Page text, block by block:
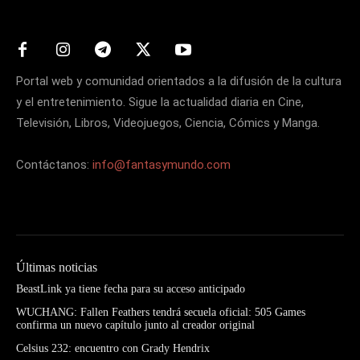
Portal web y comunidad orientados a la difusión de la cultura
y el entretenimiento. Sigue la actualidad diaria en Cine,
Televisión, Libros, Videojuegos, Ciencia, Cómics y Manga.
Contáctanos: info@fantasymundo.com
Últimas noticias
BeastLink ya tiene fecha para su acceso anticipado
WUCHANG: Fallen Feathers tendrá secuela oficial: 505 Games
confirma un nuevo capítulo junto al creador original
Celsius 232: encuentro con Grady Hendrix